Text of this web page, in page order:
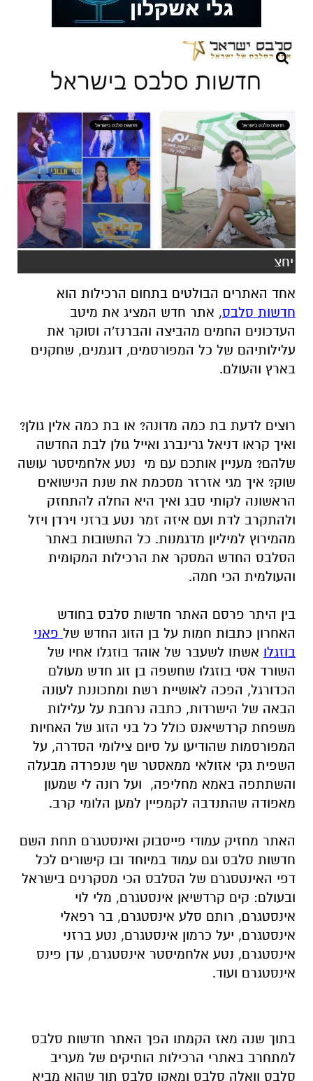
יחצ
אחד האתרים הבולטים בתחום הרכילות הוא
חדשות סלבס, אתר חדש המציג את מיטב
העדכונים החמים מהביצה והברנז'ה וסוקר את
עלילותיהם של כל המפורסמים, דוגמנים, שחקנים
בארץ והעולם.
רוצים לדעת בת כמה מדונה? או בת כמה אלין גולן?
ואיך קראו דניאל גרינברג ואייל גולן לבת החדשה
שלהם? מעניין אותכם עם מי נטע אלחמיסטר עושה
שוק? איך מגי אזרזר מסכמת את שנת הנישואים
הראשונה לקותי סבג ואיך היא החלה להתחזק
ולהתקרב לדת ועם איזה זמר נטע ברזני וירדן ויזל
מהמירוץ למיליון מדגמנות. כל התשובות באתר
הסלבס החדש המסקר את הרכילות המקומית
והעולמית הכי חמה.
בין היתר פרסם האתר חדשות סלבס בחודש
האחרון כתבות חמות על בן הזוג החדש של פאני
בוזגלו אשתו לשעבר של אוהד בוזגלו אחיו של
השורד אסי בוזגלו שחשפה בן זוג חדש מעולם
הכדורגל, הפכה לאושיית רשת ומתכוננת לעונה
הבאה של הישרדות, כתבה נרחבת על עלילות
משפחת קרדשיאנס כולל כל בני הזוג של האחיות
המפורסמות שהודיעו על סיום צילומי הסדרה, על
השפית גקי אזולאי ממאסטר שף שנפרדה מבעלה
והשתתפה באמא מחליפה, ועל רונה לי שמעון
מאפודה שהתנדבה לקמפיין למען הלומי קרב.
האתר מחזיק עמודי פייסבוק ואינסטגרם תחת השם
חדשות סלבס וגם עמוד במיוחד ובו קישורים לכל
דפי האינטסגרם של הסלבס הכי מסקרנים בישראל
ובעולם: קים קרדשיאן אינסטגרם, מלי לוי
אינסטגרם, רותם סלע אינסטגרם, בר רפאלי
אינסטגרם, יעל כרמון אינסטגרם, נטע ברזני
אינסטגרם, נטע אלחמיסטר אינסטגרם, עדן פינס
אינסטגרם ועוד.
בתוך שנה מאז הקמתו הפך האתר חדשות סלבס
למתחרב באתרי הרכילות הותיקים של מעריב
סלבס וואלה סלבס ומאקו סלבס תוך שהוא מביא